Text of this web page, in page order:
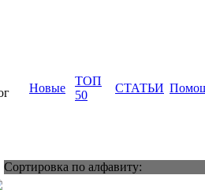
Новые
ТОП
50
СТАТЬИ
Сортировка по алфавиту: